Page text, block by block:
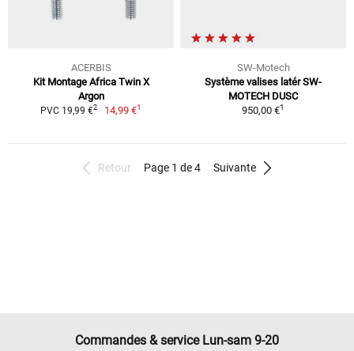
ACERBIS
Kit Montage Africa Twin X
Argon
PVC 19,99 €2 14,99 €1
SW-Motech
Système valises latér SW-
MOTECH DUSC
950,00 €1
Retour Page 1 de 4 Suivante
Commandes & service Lun-sam 9-20